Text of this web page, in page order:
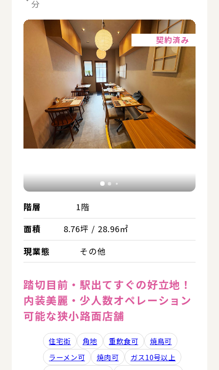
分
契約済み
階層
1階
面積
8.76坪 / 28.96㎡
現業態
その他
踏切目前・駅出てすぐの好立地！
内装美麗・少人数オペレーション
可能な狭小路面店舗
住宅街 角地 重飲食可
焼鳥可
ラーメン可
焼肉可
ガス10号以上